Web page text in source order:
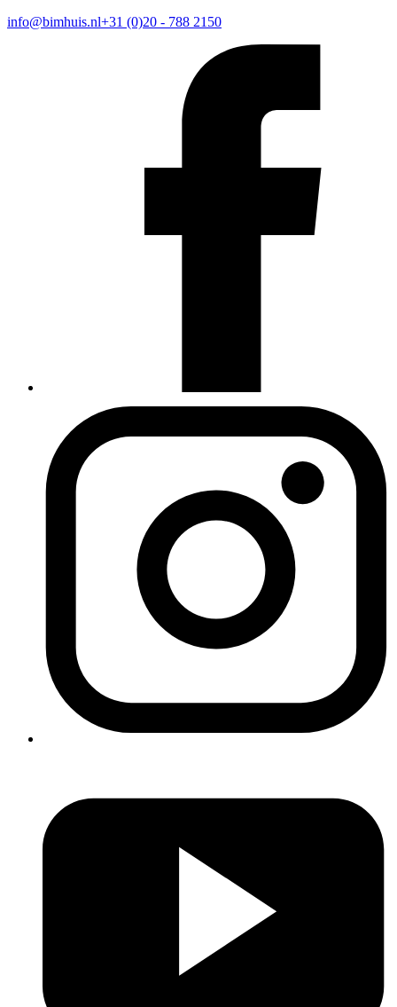
info@bimhuis.nl+31 (0)20 - 788 2150